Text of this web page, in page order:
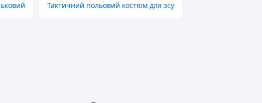
Тактичний польовий костюм для зсу